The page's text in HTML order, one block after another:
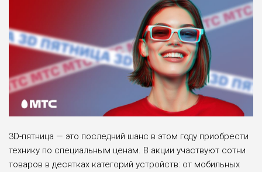
3D-пятница — это последний шанс в этом году приобрести
технику по специальным ценам. В акции участвуют сотни
товаров в десятках категорий устройств: от мобильных